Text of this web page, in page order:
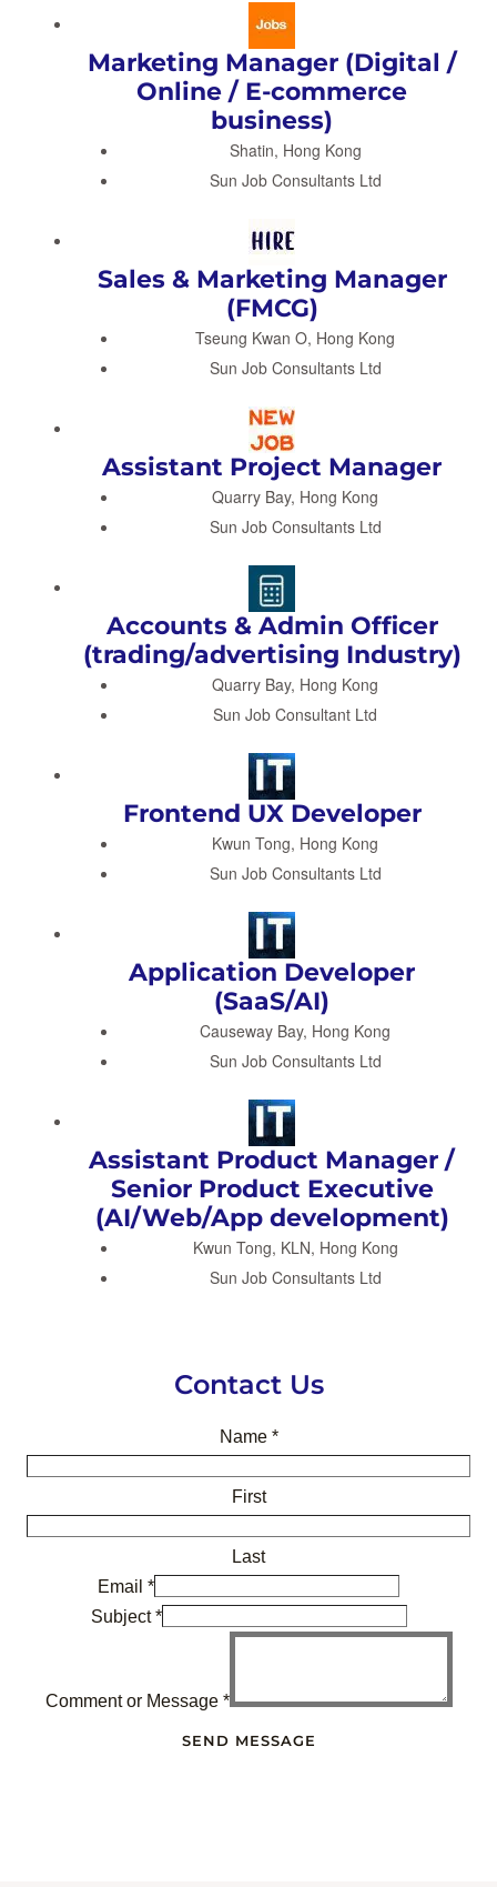
Marketing Manager (Digital /
Online / E-commerce
business)
Shatin, Hong Kong
Sun Job Consultants Ltd
Sales & Marketing Manager
(FMCG)
Tseung Kwan O, Hong Kong
Sun Job Consultants Ltd
Assistant Project Manager
Quarry Bay, Hong Kong
Sun Job Consultants Ltd
Accounts & Admin Officer
(trading/advertising Industry)
Quarry Bay, Hong Kong
Sun Job Consultant Ltd
Frontend UX Developer
Kwun Tong, Hong Kong
Sun Job Consultants Ltd
Application Developer
(SaaS/AI)
Causeway Bay, Hong Kong
Sun Job Consultants Ltd
Assistant Product Manager /
Senior Product Executive
(AI/Web/App development)
Kwun Tong, KLN, Hong Kong
Sun Job Consultants Ltd
Contact Us
Name *
First
Last
Email *
Subject*
Comment or Message *
SEND MESSAGE